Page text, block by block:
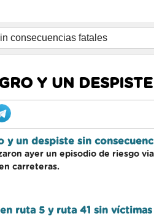
Y UN
y un despiste sin
ayer un episodio de riesgo
carreteras.
ruta 5 y ruta 41 sin